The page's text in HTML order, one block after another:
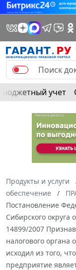
Бюджетный учет
Продукты и услуги
обеспечение
Постановление
Сибирского округа
14899/2007
налогового органа
исходил из того,
предприятие